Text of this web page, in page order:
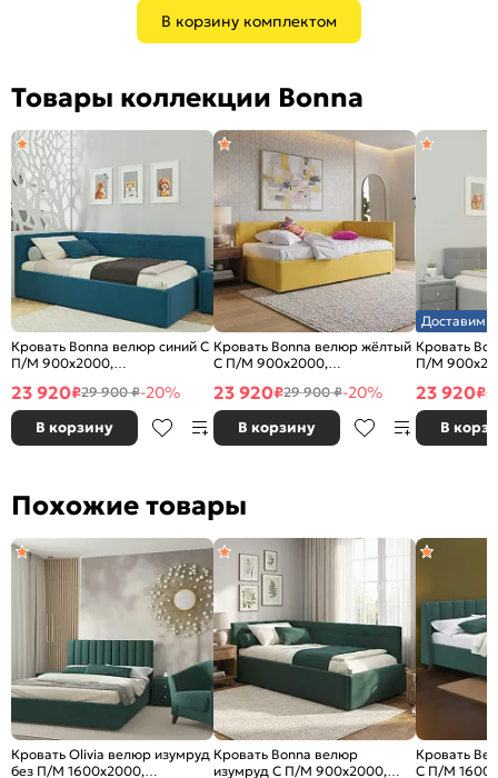
В корзину комплектом
Товары коллекции Bonna
Кровать Bonna велюр синий С
П/М 900x2000,
изголовье мягкое
23 920₽29 900 ₽-20%
В корзину
Кровать Bonna велюр жёлтый
С П/М 900x2000,
изголовье мягкое
23 920₽29 900 ₽-20%
В корзину
Доставим
Кровать
П/М
изголовье
23 920₽
В
Похожие товары
Кровать Olivia велюр изумруд
без П/М 1600x2000,
Кровать Bonna велюр
изумруд С П/М 900x2000,
Кровать
С П/М